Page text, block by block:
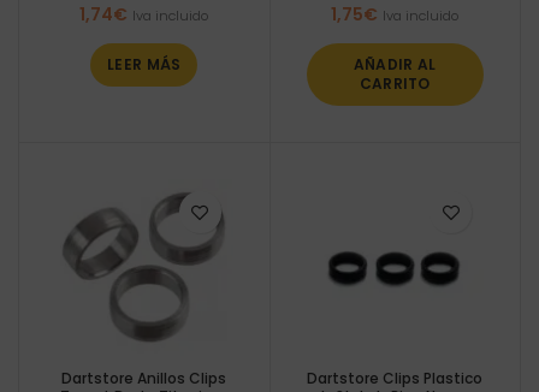
1,74€ Iva incluido
LEER MÁS
1,75€ Iva incluido
AÑADIR AL
CARRITO
Dartstore Anillos Clips
Dartstore Clips Plastico